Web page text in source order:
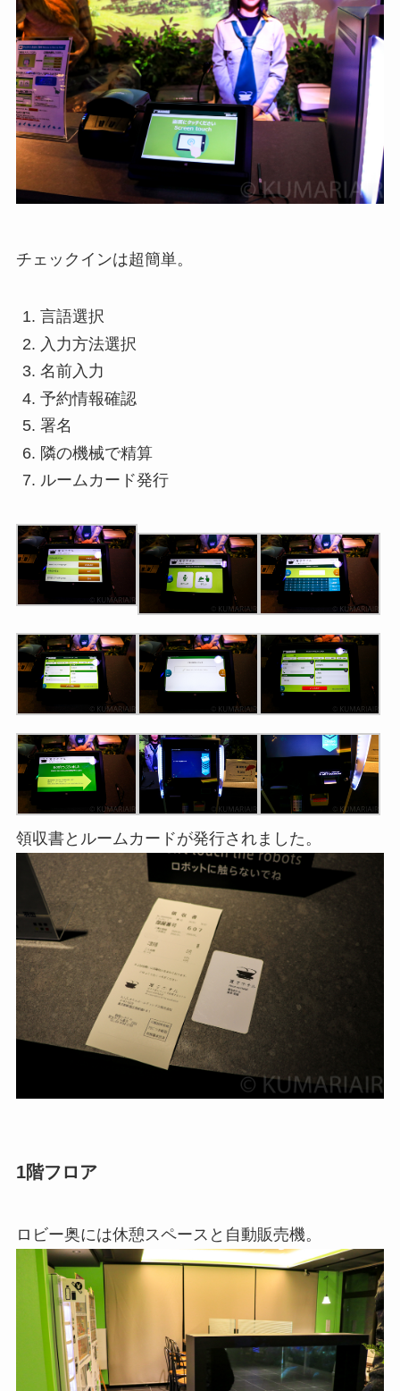
チェックインは超簡単。
言語選択
入力方法選択
名前入力
予約情報確認
署名
隣の機械で精算
ルームカード発行
領収書とルームカードが発行されました。
1階フロア
ロビー奥には休憩スペースと自動販売機。